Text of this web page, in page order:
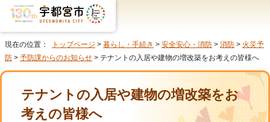
現在の位置： トップページ > 暮らし・手続き > 安全安心・消防 > 消防 > 火災予
防 > 予防課からのお知らせ > テナントの入居や建物の増改築をお考えの皆様へ
テナントの入居や建物の増改築をお
考えの皆様へ